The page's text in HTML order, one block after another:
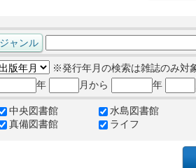
※発行年月の検索は雑誌のみ対
年
月から 年
中央図書館
水島図書館
真備図書館
ライフ